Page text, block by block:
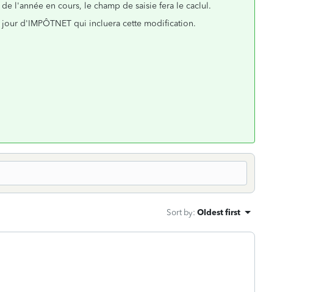
l'année en cours, le champ de saisie fera le caclul.
d'IMPÔTNET qui incluera cette modification.
Sort by: Oldest first